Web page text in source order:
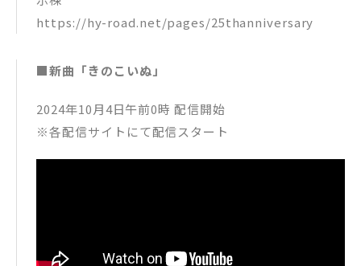
https://hy-road.net/pages/25thanniversary
■新曲「きのこいぬ」
2024年10月4日午前0時 配信開始
※各配信サイトにて配信スタート